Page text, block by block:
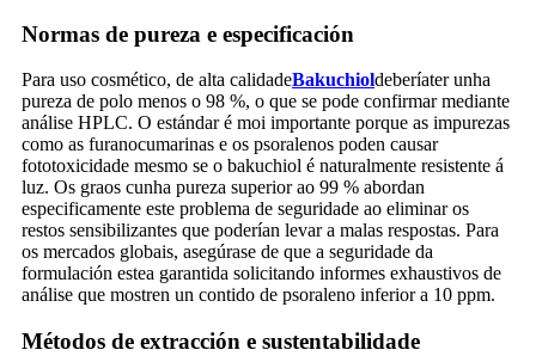
Normas de pureza e especificación
Para uso cosmético, de alta calidadeBakuchioldeberíater unha
pureza de polo menos o 98 %, o que se pode confirmar mediante
análise HPLC. O estándar é moi importante porque as impurezas
como as furanocumarinas e os psoralenos poden causar
fototoxicidade mesmo se o bakuchiol é naturalmente resistente á
luz. Os graos cunha pureza superior ao 99 % abordan
especificamente este problema de seguridade ao eliminar os
restos sensibilizantes que poderían levar a malas respostas. Para
os mercados globais, asegúrase de que a seguridade da
formulación estea garantida solicitando informes exhaustivos de
análise que mostren un contido de psoraleno inferior a 10 ppm.
Métodos de extracción e sustentabilidade